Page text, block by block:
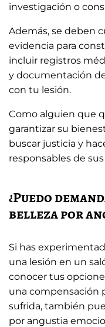
investigación o
Además, se deben
evidencia para
incluir registros
y documentación
con tu lesión.
Como alguien que
garantizar su
buscar justicia y
responsables de
¿Puedo
belleza por
Si has
una lesión en un
conocer tus
una compensación
sufrida, también
por angustia